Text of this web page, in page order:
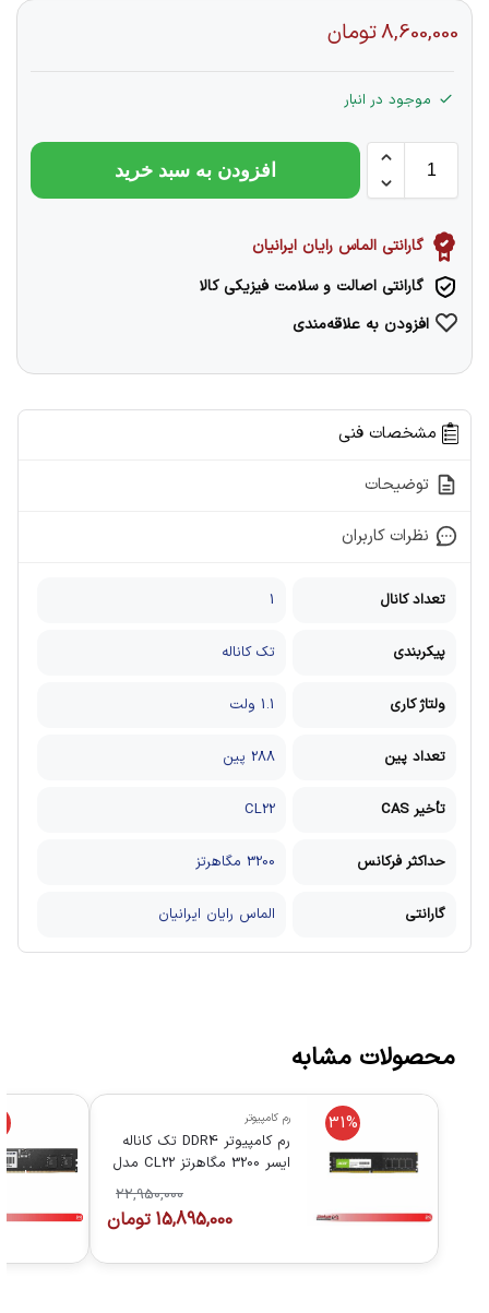
8,600,000تومان
موجود در انبار
افزودن به سبد خرید
گارانتی الماس رایان ایرانیان
گارانتی اصالت و سلامت فیزیکی کالا
افزودن به علاقه‌مندی
مشخصات فنی
توضیحات
نظرات کاربران
تعداد کانال 1
پیکربندی تک کاناله
ولتاژ کاری 1.1 ولت
تعداد پین 288 پین
تأخیر CAS CL22
حداکثر فرکانس 3200 مگاهرتز
گارانتی الماس رایان ایرانیان
محصولات مشابه
31% رم کامپیوتر
رم کامپیوتر DDR4 تک کاناله
ایسر 3200 مگاهرتز CL22 مدل
22,950,000
15,895,000 تومان